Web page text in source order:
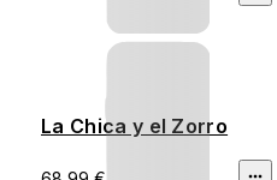
La Chica y el Zorro